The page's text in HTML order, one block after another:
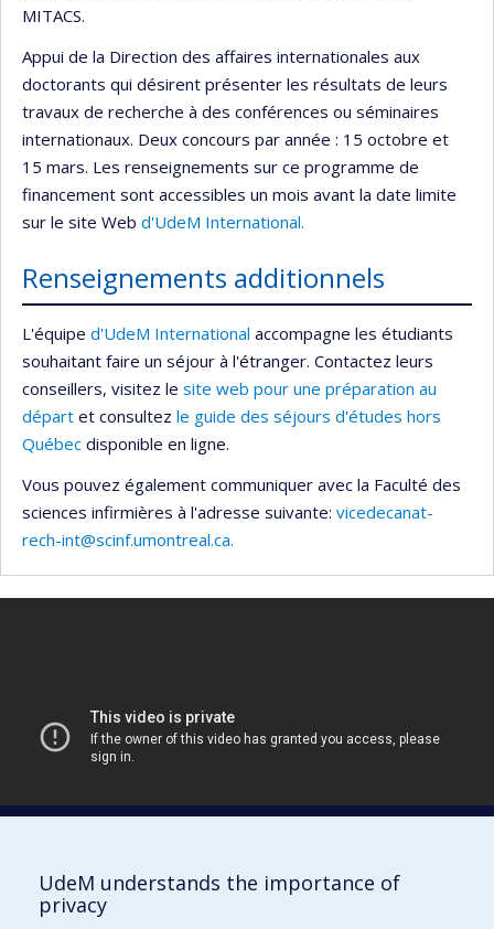
MITACS.
Appui de la Direction des affaires internationales aux
doctorants qui désirent présenter les résultats de leurs
travaux de recherche à des conférences ou séminaires
internationaux. Deux concours par année : 15 octobre et
15 mars. Les renseignements sur ce programme de
financement sont accessibles un mois avant la date limite
sur le site Web d'UdeM International.
Renseignements additionnels
L'équipe d'UdeM International accompagne les étudiants
souhaitant faire un séjour à l'étranger. Contactez leurs
conseillers, visitez le site web pour une préparation au
départ et consultez le guide des séjours d'études hors
Québec disponible en ligne.
Vous pouvez également communiquer avec la Faculté des
sciences infirmières à l'adresse suivante: vicedecanat-
rech-int@scinf.umontreal.ca.
Doctorat
UdeM understands the importance of
privacy